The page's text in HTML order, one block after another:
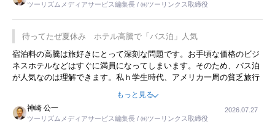
ツーリズムメディアサービス編集長 / ㈱ツーリンクス取締役
待ってたぜ夏休み ホテル高騰で「バス泊」人気
宿泊料の高騰は旅好きにとって深刻な問題です。お手頃な価格のビジ
ネスホテルなどはすぐに満員になってしまいます。そのため、バス泊
が人気なのは理解できます。私ｈ学生時代、アメリカ一周の貧乏旅行
をした時は、移動はグレイハウンドバスでした。夕方から夜の便を利
用してホテル代を浮かせていました。ただし、若いからできたことで
す。若い人が夜行バスで京都に行った、青森に行ったと聞くと、疲れ
が残らないのかなと思ってしまいます。
もっと見る
神崎 公一
ツーリズムメディアサービス編集長 / ㈱ツーリンクス取締役
2026.07.27